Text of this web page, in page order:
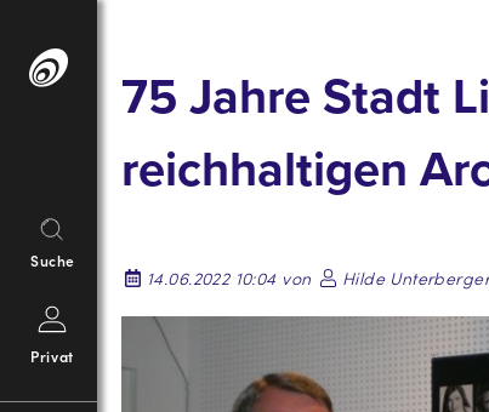
Inhalt
Suche
Privat
75 Jahre Stadt
reichhaltigen
14.06.2022 10:04 von
Hilde Unterberger